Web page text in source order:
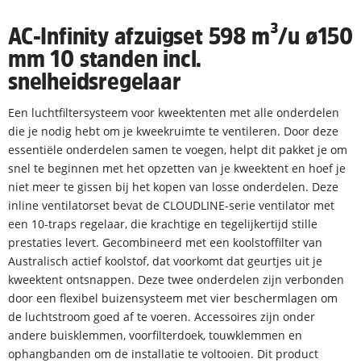
AC-Infinity afzuigset 598 m³/u ø150
mm 10 standen incl.
snelheidsregelaar
Een luchtfiltersysteem voor kweektenten met alle onderdelen
die je nodig hebt om je kweekruimte te ventileren. Door deze
essentiële onderdelen samen te voegen, helpt dit pakket je om
snel te beginnen met het opzetten van je kweektent en hoef je
niet meer te gissen bij het kopen van losse onderdelen. Deze
inline ventilatorset bevat de CLOUDLINE-serie ventilator met
een 10-traps regelaar, die krachtige en tegelijkertijd stille
prestaties levert. Gecombineerd met een koolstoffilter van
Australisch actief koolstof, dat voorkomt dat geurtjes uit je
kweektent ontsnappen. Deze twee onderdelen zijn verbonden
door een flexibel buizensysteem met vier beschermlagen om
de luchtstroom goed af te voeren. Accessoires zijn onder
andere buisklemmen, voorfilterdoek, touwklemmen en
ophangbanden om de installatie te voltooien. Dit product